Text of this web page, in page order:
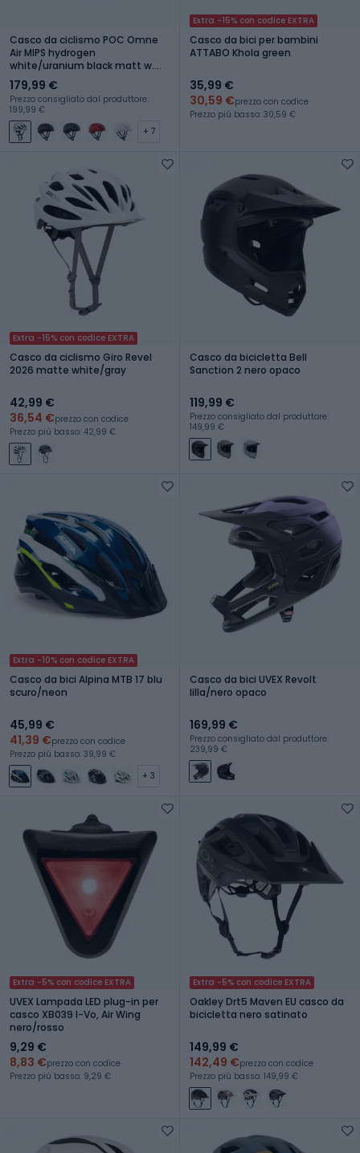
Casco da ciclismo POC Omne
Air MIPS hydrogen
white/uranium black matt w.
logo
179,99 €
Prezzo consigliato dal produttore:
199,99 €
+ 7
Extra -15% con codice EXTRA
Casco da bici per bambini
ATTABO Khola green
35,99 €
30,59 €prezzo con codice
Prezzo più basso: 30,59 €
Extra -15% con codice EXTRA
Casco da ciclismo Giro Revel
2026 matte white/gray
42,99 €
36,54 €prezzo con codice
Prezzo più basso: 42,99 €
Casco da bicicletta Bell
Sanction 2 nero opaco
119,99 €
Prezzo consigliato dal produttore:
149,99 €
Extra -10% con codice EXTRA
Casco da bici Alpina MTB 17 blu
scuro/neon
45,99 €
41,39 €prezzo con codice
Prezzo più basso: 39,99 €
+ 3
Casco da bici UVEX Revolt
lilla/nero opaco
169,99 €
Prezzo consigliato dal produttore:
239,99 €
Extra -5% con codice EXTRA
UVEX Lampada LED plug-in per
casco XB039 I-Vo, Air Wing
nero/rosso
9,29 €
8,83 €prezzo con codice
Prezzo più basso: 9,29 €
Extra -5% con codice EXTRA
Oakley Drt5 Maven EU casco da
bicicletta nero satinato
149,99 €
142,49 €prezzo con codice
Prezzo più basso: 149,99 €